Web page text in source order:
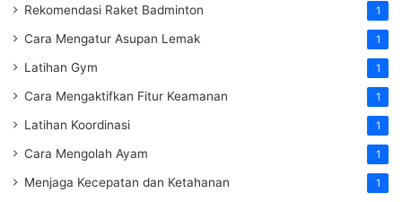
Rekomendasi Raket Badminton 1
Cara Mengatur Asupan Lemak 1
Latihan Gym 1
Cara Mengaktifkan Fitur Keamanan 1
Latihan Koordinasi 1
Cara Mengolah Ayam 1
Menjaga Kecepatan dan Ketahanan 1